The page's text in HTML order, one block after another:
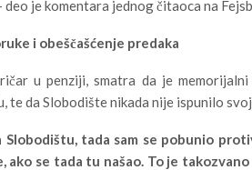
deo je komentara jednog čitaoca na
i obeščašćenje predaka
u penziji, smatra da je
te da Slobodište nikada nije ispunilo
tada sam se pobunio
ako se tada tu našao. To je